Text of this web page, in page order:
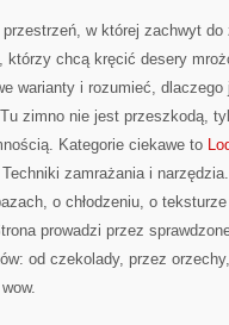
w której zachwyt
którzy chcą kręcić desery
warianty i rozumieć,
zimno nie jest przeszkodą,
Kategorie ciekawe to
Techniki zamrażania i
o chłodzeniu, o
prowadzi przez
od czekolady, przez